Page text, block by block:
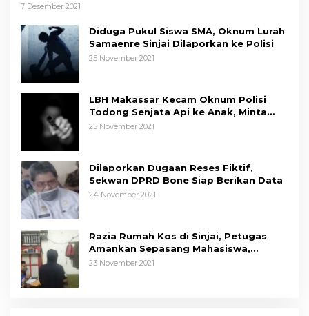
7 Desember 2021
Diduga Pukul Siswa SMA, Oknum Lurah
Samaenre Sinjai Dilaporkan ke Polisi
25 November 2021
LBH Makassar Kecam Oknum Polisi
Todong Senjata Api ke Anak, Minta
Kapolda Sulsel Tindak Tegas
25 November 2021
Dilaporkan Dugaan Reses Fiktif,
Sekwan DPRD Bone Siap Berikan Data
24 November 2021
Razia Rumah Kos di Sinjai, Petugas
Amankan Sepasang Mahasiswa,
Mengaku Berpacaran
23 November 2021